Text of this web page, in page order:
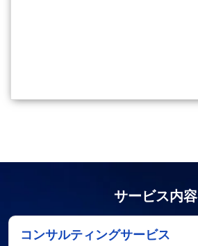
サービス内容
コンサルティングサービス